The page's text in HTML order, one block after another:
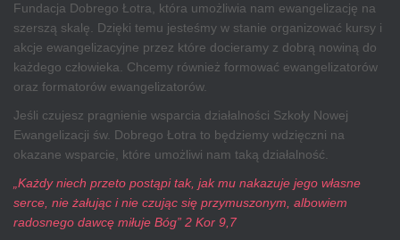
Fundacja Dobrego Łotra, która umożliwia nam ewangelizację na
szerszą skalę. Dzięki temu jesteśmy w stanie organizować kursy i
akcje ewangelizacyjne przez które docieramy z dobrą nowiną do
każdego człowieka. Chcemy również formować ewangelizatorów
oraz formatorów ewangelizatorów.
Jeśli czujesz pragnienie wsparcia działalności Szkoły Nowej
Ewangelizacji św. Dobrego Łotra to będziemy wdzięczni na
okazane wsparcie, które umożliwi nam taką działalność.
„Każdy niech przeto postąpi tak, jak mu nakazuje jego własne
serce, nie żałując i nie czując się przymuszonym, albowiem
radosnego dawcę miłuje Bóg” 2 Kor 9,7